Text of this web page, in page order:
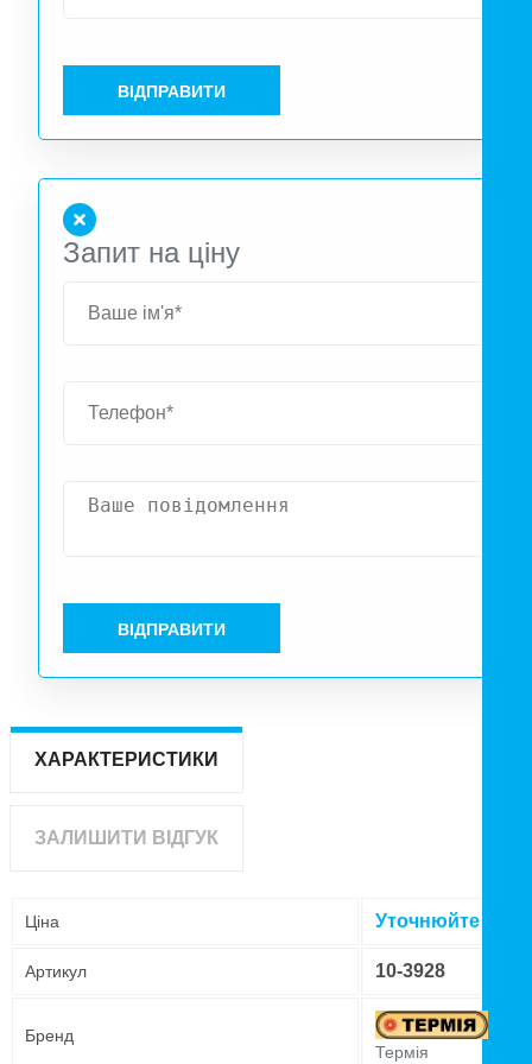
ВІДПРАВИТИ
Запит на ціну
ВІДПРАВИТИ
ХАРАКТЕРИСТИКИ
ЗАЛИШИТИ ВІДГУК
Ціна Уточнюйте ціну
Артикул 10-3928
Бренд
Термія